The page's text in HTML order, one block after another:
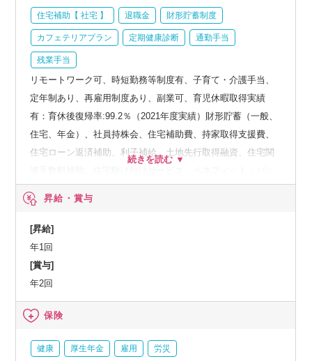
住宅補助【 社宅 】 退職金 財形貯蓄制度
カフェテリアプラン 定期健康診断 通勤手当
残業手当
リモートワーク可、時短勤務等制度有、子育て・介護手当、
定年制あり、再雇用制度あり、副業可、育児休暇取得実績
有：育休後復帰率:99.2％（2021年度実績）財形貯蓄（一般、
住宅、年金）、社員持株会、住宅補助費、持家取得支援費、
住宅ローン返済補助、利子補給、土地先行取得融資、住宅関
介護支援サービス、結婚祝い金、弔慰料、災害見舞金など、
社員食堂、企業年金（企業年金基金、確定拠出年金）、電気
通信共済会(個人年金、遺児育英基金)
昇給・賞与
[昇給]
年1回
[賞与]
年2回
保険
健康 厚生年金 雇用 労災